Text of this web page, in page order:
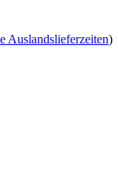
Auslandslieferzeiten)